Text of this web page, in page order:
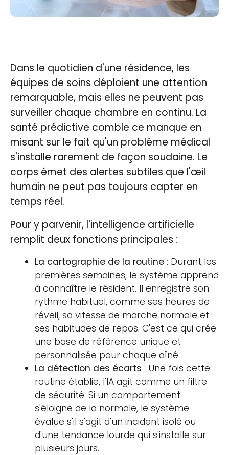
Dans le quotidien d'une résidence, les
équipes de soins déploient une attention
remarquable, mais elles ne peuvent pas
surveiller chaque chambre en continu. La
santé prédictive comble ce manque en
misant sur le fait qu'un problème médical
s'installe rarement de façon soudaine. Le
corps émet des alertes subtiles que l'œil
humain ne peut pas toujours capter en
temps réel.
Pour y parvenir, l'intelligence artificielle
remplit deux fonctions principales :
La cartographie de la routine : Durant les
premières semaines, le système apprend
à connaître le résident. Il enregistre son
rythme habituel, comme ses heures de
réveil, sa vitesse de marche normale et
ses habitudes de repos. C'est ce qui crée
une base de référence unique et
personnalisée pour chaque aîné.
La détection des écarts : Une fois cette
routine établie, l'IA agit comme un filtre
de sécurité. Si un comportement
s'éloigne de la normale, le système
évalue s'il s'agit d'un incident isolé ou
d'une tendance lourde qui s'installe sur
plusieurs jours.